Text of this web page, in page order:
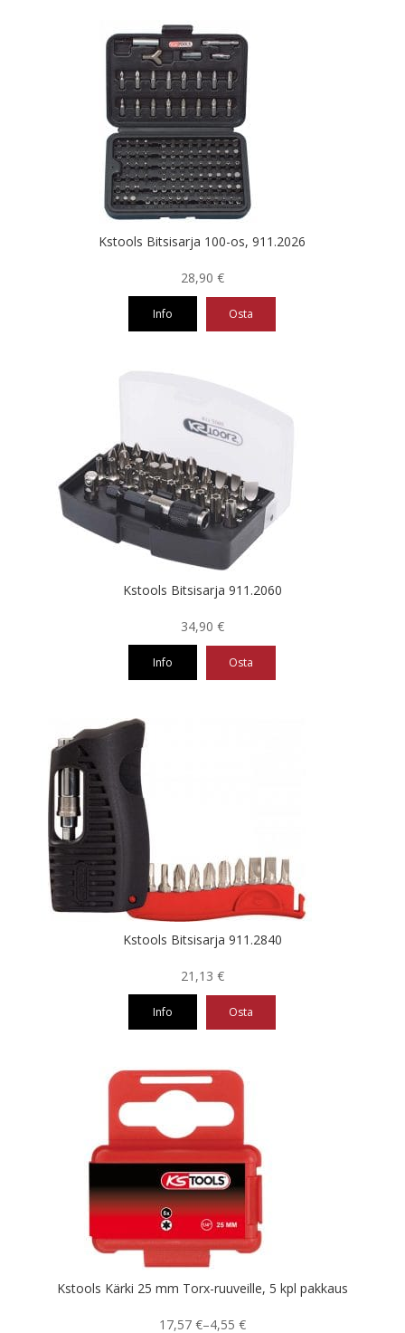
Kstools Bitsisarja 100-os, 911.2026
28,90 €
Info Osta
Kstools Bitsisarja 911.2060
34,90 €
Info Osta
Kstools Bitsisarja 911.2840
21,13 €
Info Osta
Kstools Kärki 25 mm Torx-ruuveille, 5 kpl pakkaus
4,55 €
–
17,57 €Hintaluokka: